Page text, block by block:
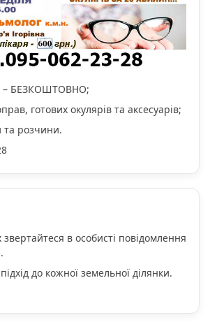
– БЕЗКОШТОВНО;
готових окулярів та аксесуарів;
та розчини.
в особисті повідомлення
до кожної земельної ділянки.